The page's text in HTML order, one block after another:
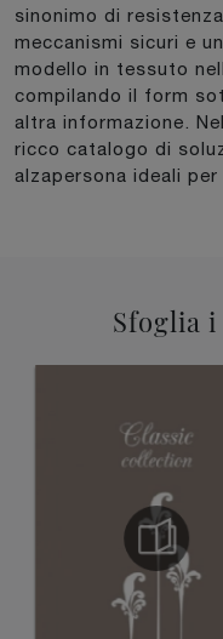
sinonimo di
meccanismi sicuri e
modello in tessuto
compilando il form
altra informazione.
ricco catalogo di
alzapersona ideali
Sfoglia